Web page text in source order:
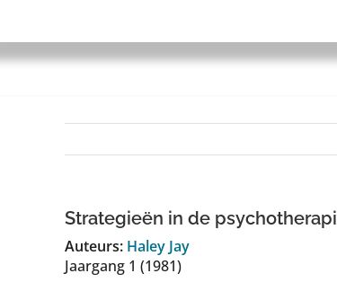
Strategieën in de
Auteurs: Haley Jay
Jaargang 1 (1981)